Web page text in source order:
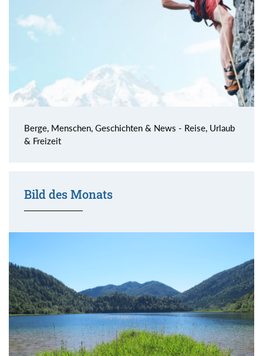
Berge, Menschen, Geschichten & News - Reise, Urlaub
& Freizeit
Bild des Monats